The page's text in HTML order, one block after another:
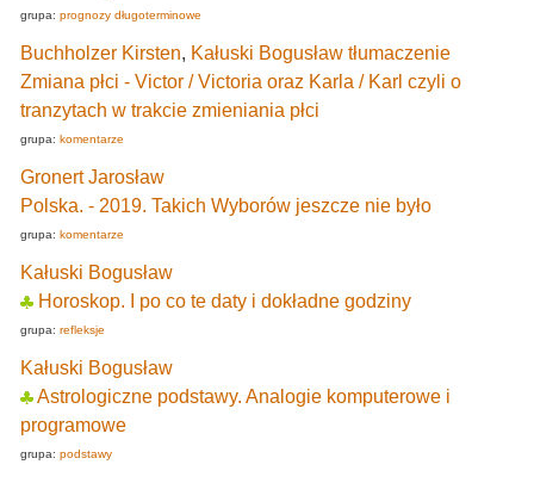
grupa: prognozy długoterminowe
Buchholzer Kirsten, Kałuski Bogusław tłumaczenie
Zmiana płci - Victor / Victoria oraz Karla / Karl czyli o
tranzytach w trakcie zmieniania płci
grupa: komentarze
Gronert Jarosław
Polska. - 2019. Takich Wyborów jeszcze nie było
grupa: komentarze
Kałuski Bogusław
Horoskop. I po co te daty i dokładne godziny
grupa: refleksje
Kałuski Bogusław
Astrologiczne podstawy. Analogie komputerowe i
programowe
grupa: podstawy